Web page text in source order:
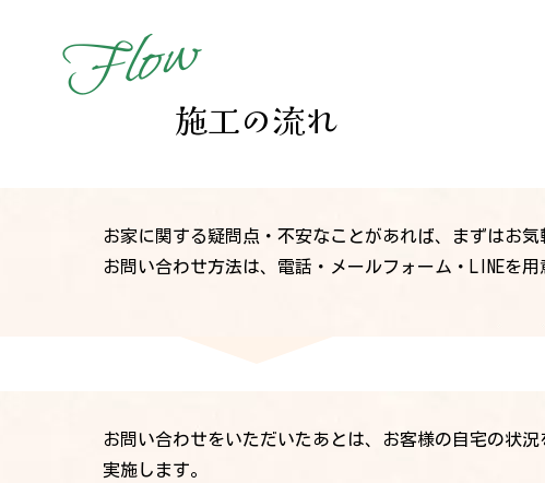
Flow
施工の流れ
お家に関する疑問点・不安なことがあれば、まずはお気
お問い合わせ方法は、電話・メールフォーム・LINEを用
お問い合わせをいただいたあとは、お客様の自宅の状
実施します。